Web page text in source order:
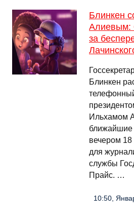
Блинкен
Алиевым:
за
Блинкен
Ильхамом
ближайшие
вечером
для
службы
Прайс. …
10:50,